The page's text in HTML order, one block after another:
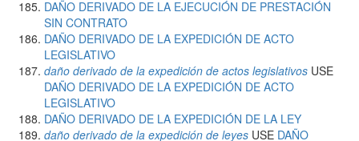
DAÑO DERIVADO DE LA EJECUCIÓN DE PRESTACIÓN
SIN CONTRATO
DAÑO DERIVADO DE LA EXPEDICIÓN DE ACTO
LEGISLATIVO
daño derivado de la expedición de actos legislativos USE
DAÑO DERIVADO DE LA EXPEDICIÓN DE ACTO
LEGISLATIVO
DAÑO DERIVADO DE LA EXPEDICIÓN DE LA LEY
daño derivado de la expedición de leyes USE DAÑO